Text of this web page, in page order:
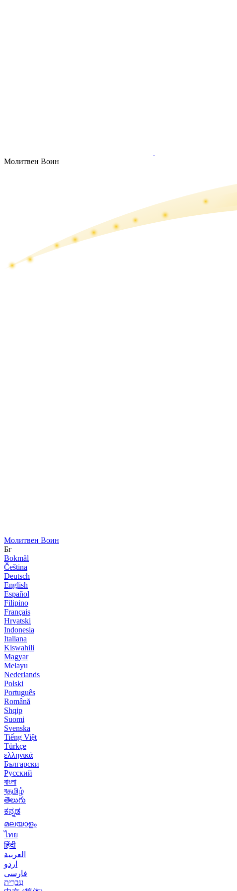
Молитвен Воин
Молитвен Воин
Бг
Bokmål
Čeština
Deutsch
English
Español
Filipino
Français
Hrvatski
Indonesia
Italiana
Kiswahili
Magyar
Melayu
Nederlands
Polski
Português
Română
Shqip
Suomi
Svenska
Tiếng Việt
Türkçe
ελληνικά
Български
Русский
বাংলা
বதமிழ்
తెలుగు
ಕನ್ನಡ
മലയാളം
ไทย
हिंदी
العربية
اردو
فارسی
עִברִית